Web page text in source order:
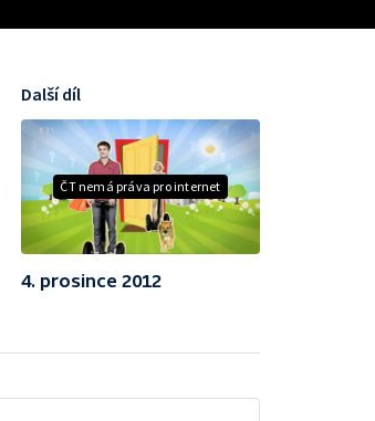
ČT nemá práva pro internet
Další díl
4. prosince 2012